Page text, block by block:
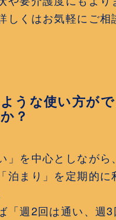
しくはお気軽にご相
うな使い方が
？
」を中心としながら
泊まり」を定期的に
「週2回は通い、週3